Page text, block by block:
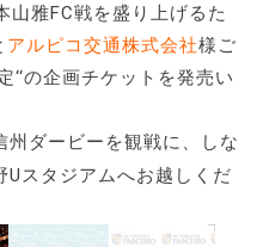
山雅FC戦を盛り上げるた
アルピコ交通株式会社様ご
‘‘の企画チケットを発売い
ダービーを観戦に、しな
Uスタジアムへお越しくだ